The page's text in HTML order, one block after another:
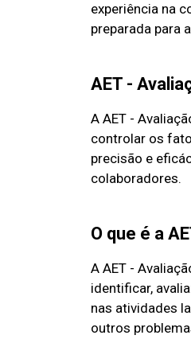
experiência na
preparada para
AET -
A AET -
controlar os
precisão e
colaboradores.
O que é a
A AET -
identificar,
nas atividades
outros